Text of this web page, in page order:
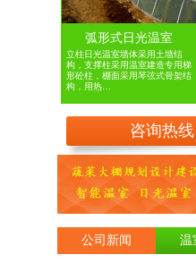
弧形式日光温室
立柱日光温室墙体采用土墙结
构，支撑柱采用温室建造专用梯
形砼柱，棚面采用琴弦式骨架结
构，用热…
咨询热线
公司新闻 温